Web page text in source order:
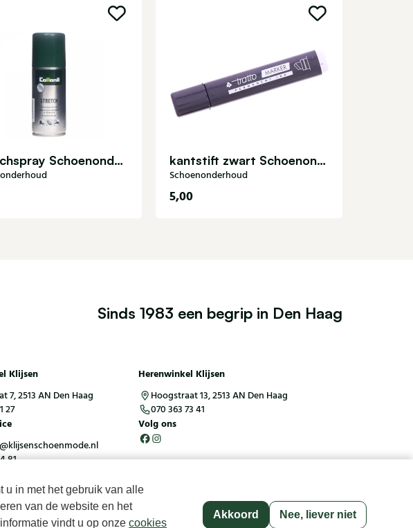
u in met het gebruik van alle
van de website en het
informatie vindt u op onzecookies
Akkoord Nee, liever niet
Stretchspray Schoenonderhoud kantstift zwart Schoenonderhoud
Schoenonderhoud
5,00
Sinds 1983 een begrip in Den Haag
Klijsen
7, 2513 AN Den Haag
27
Herenwinkel Klijsen
Hoogstraat 13, 2513 AN Den Haag
070 363 73 41
81
Volg ons